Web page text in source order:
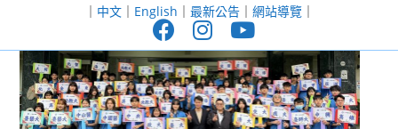
至
｜ 中文｜ English ｜ 最新公告｜ 網站導覽｜